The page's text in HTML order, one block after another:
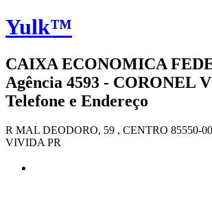
Yulk™
CAIXA ECONOMICA
Agência 4593 - CORONEL
Telefone e Endereço
R MAL DEODORO, 59 , CENTRO 85550-
VIVIDA PR